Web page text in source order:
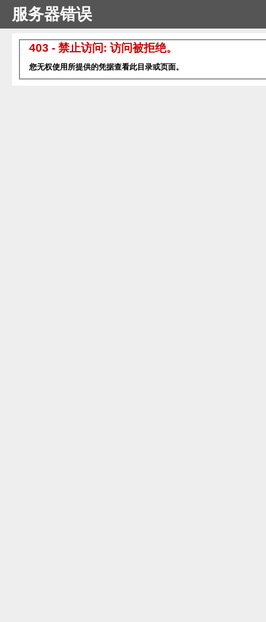
服务器错误
403 - 禁止访问: 访问被拒绝。
您无权使用所提供的凭据查看此目录或页面。